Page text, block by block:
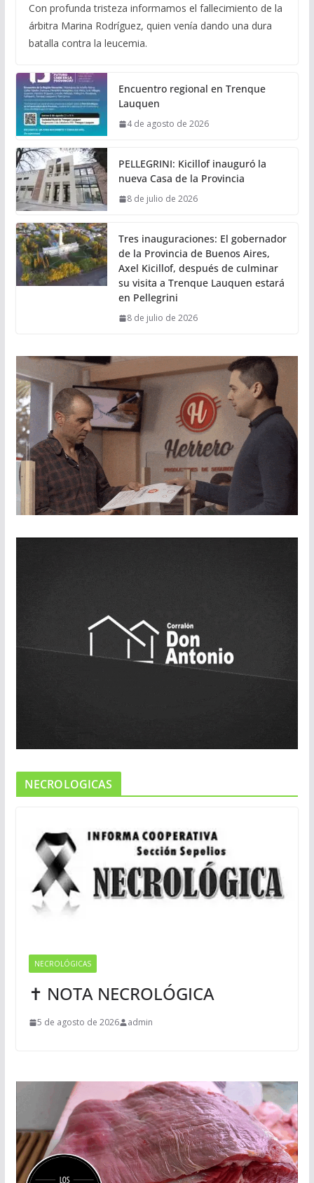
Con profunda tristeza informamos el fallecimiento de la
árbitra Marina Rodríguez, quien venía dando una dura
batalla contra la leucemia.
Encuentro regional en Trenque
Lauquen
4 de agosto de 2026
PELLEGRINI: Kicillof inauguró la
nueva Casa de la Provincia
8 de julio de 2026
Tres inauguraciones: El gobernador
de la Provincia de Buenos Aires,
Axel Kicillof, después de culminar
su visita a Trenque Lauquen estará
en Pellegrini
8 de julio de 2026
NECROLOGICAS
NECROLÓGICAS
✝ NOTA NECROLÓGICA
5 de agosto de 2026 admin